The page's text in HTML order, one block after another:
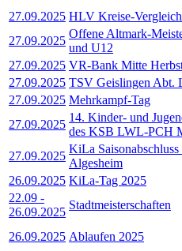
27.09.2025 HLV Kreise-
27.09.2025
Offene Altmark-
und U12
27.09.2025 VR-Bank Mitte
27.09.2025 TSV Geislingen Abt.
27.09.2025 Mehrkampf-Tag
27.09.2025
14. Kinder- und
des KSB LWL-PCH
27.09.2025
KiLa
Algesheim
26.09.2025 KiLa-Tag 2025
22.09 -
26.09.2025
Stadtmeisterschaften
26.09.2025 Ablaufen 2025